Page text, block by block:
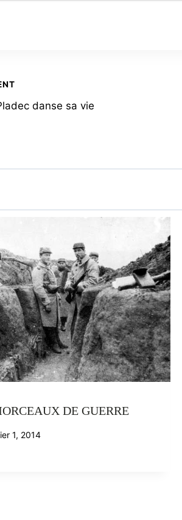
danse sa vie
DE GUERRE
1, 2014